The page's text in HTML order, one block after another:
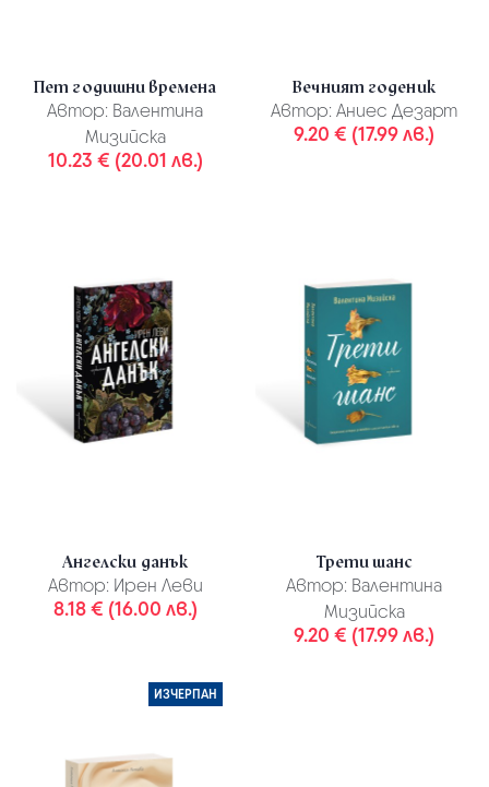
Пет годишни времена
Автор: Валентина
Мизийска
10.23 € (20.01 лв.)
Вечният годеник
Автор: Аниес Дезарт
9.20 € (17.99 лв.)
Ангелски данък
Автор: Ирен Леви
8.18 € (16.00 лв.)
Трети шанс
Автор: Валентина
Мизийска
9.20 € (17.99 лв.)
ИЗЧЕРПАН